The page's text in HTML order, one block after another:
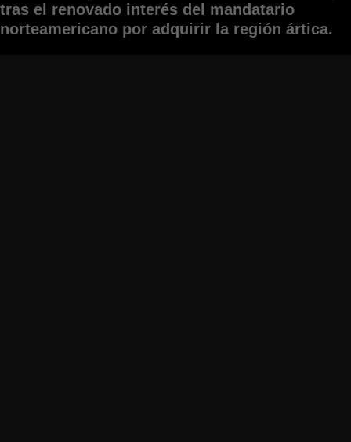
tras el renovado interés del mandatario
norteamericano por adquirir la región ártica.